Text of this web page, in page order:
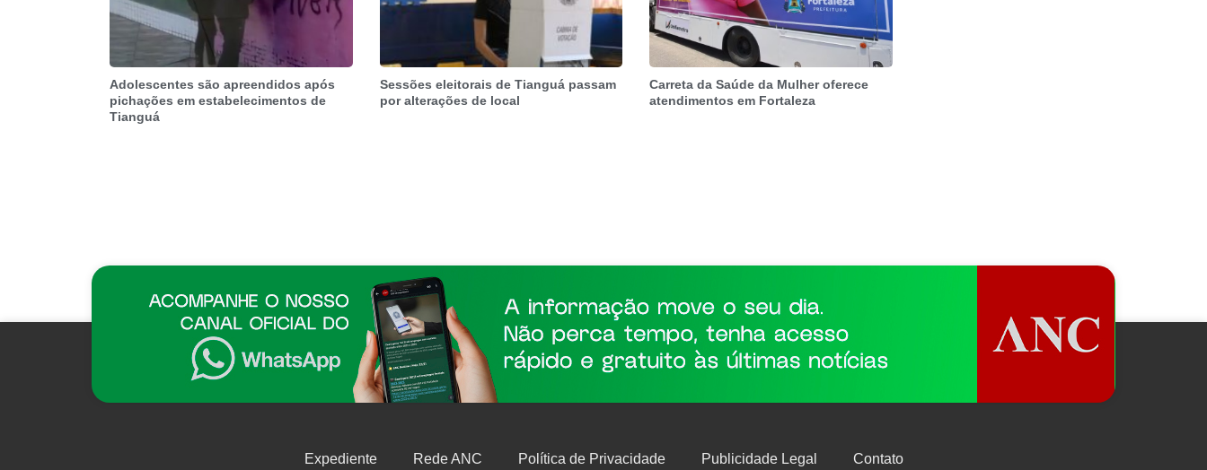
Adolescentes são apreendidos após
pichações em estabelecimentos de
Tianguá
Sessões eleitorais de Tianguá passam
por alterações de local
Carreta da Saúde da Mulher oferece
atendimentos em Fortaleza
Expediente Rede ANC Política de Privacidade Publicidade Legal Contato